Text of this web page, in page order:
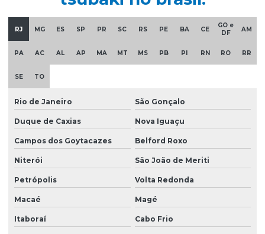
RJ MG ES SP PR SC RS PE BA CE
GO e
DF
AM
PA AC AL AP MA MT MS PB PI RN RO RR
SE TO
Rio de Janeiro São Gonçalo
Duque de Caxias Nova Iguaçu
Campos dos Goytacazes Belford Roxo
Niterói São João de Meriti
Petrópolis Volta Redonda
Macaé Magé
Itaboraí Cabo Frio